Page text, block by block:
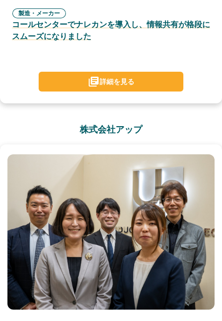
製造・メーカー
コールセンターでナレカンを導入し、情報共有が格段に
スムーズになりました
詳細を見る
株式会社アップ